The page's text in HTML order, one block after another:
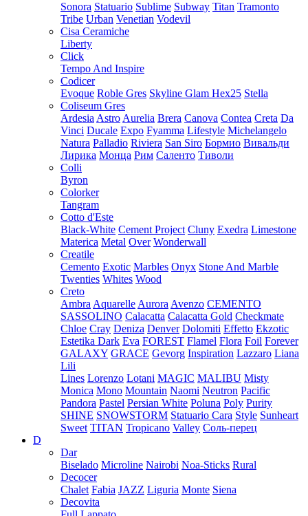
Sonora Statuario Sublime Subway Titan Tramonto
Tribe Urban Venetian Vodevil
Cisa Ceramiche
Liberty
Click
Tempo And Inspire
Codicer
Evoque Roble Gres Skyline Glam Hex25 Stella
Coliseum Gres
Ardesia Astro Aurelia Brera Canova Contea Creta Da
Vinci Ducale Expo Fyamma Lifestyle Michelangelo
Natura Palladio Riviera San Siro Бормио Вивальди
Лирика Монца Рим Саленто Тиволи
Colli
Byron
Colorker
Tangram
Cotto d'Este
Black-White Cement Project Cluny Exedra Limestone
Materica Metal Over Wonderwall
Creatile
Cemento Exotic Marbles Onyx Stone And Marble
Twenties Whites Wood
Creto
Ambra Aquarelle Aurora Avenzo CEMENTO
SASSOLINO Calacatta Calacatta Gold Checkmate
Chloe Cray Deniza Denver Dolomiti Effetto Ekzotic
Estetika Dark Eva FOREST Flamel Flora Foil Forever
GALAXY GRACE Gevorg Inspiration Lazzaro Liana
Lili
Lines Lorenzo Lotani MAGIC MALIBU Misty
Monica Mono Mountain Naomi Neutron Pacific
Pandora Pastel Persian White Poluna Poly Purity
SHINE SNOWSTORM Statuario Cara Style Sunheart
Sweet TITAN Tropicano Valley Соль-перец
D
Dar
Biselado Microline Nairobi Noa-Sticks Rural
Decocer
Chalet Fabia JAZZ Liguria Monte Siena
Decovita